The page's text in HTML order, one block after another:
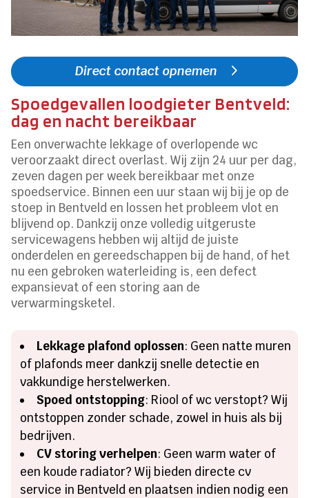
Direct contact opnemen
Spoedgevallen loodgieter Bentveld:
dag en nacht bereikbaar
Een onverwachte lekkage of overlopende wc
veroorzaakt direct overlast. Wij zijn 24 uur per dag,
zeven dagen per week bereikbaar met onze
spoedservice. Binnen een uur staan wij bij je op de
stoep in Bentveld en lossen het probleem vlot en
blijvend op. Dankzij onze volledig uitgeruste
servicewagens hebben wij altijd de juiste
onderdelen en gereedschappen bij de hand, of het
nu een gebroken waterleiding is, een defect
expansievat of een storing aan de
verwarmingsketel.
Lekkage plafond oplossen: Geen natte muren
of plafonds meer dankzij snelle detectie en
vakkundige herstelwerken.
Spoed ontstopping: Riool of wc verstopt? Wij
ontstoppen zonder schade, zowel in huis als bij
bedrijven.
CV storing verhelpen: Geen warm water of
een koude radiator? Wij bieden directe cv
service in Bentveld en plaatsen indien nodig een